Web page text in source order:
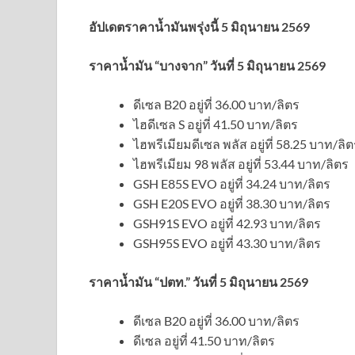
อัปเดตราคาน้ำมันพรุ่งนี้ 5 มิถุนายน 2569
ราคาน้ำมัน “บางจาก” วันที่ 5 มิถุนายน 2569
ดีเซล B20 อยู่ที่ 36.00 บาท/ลิตร
ไฮดีเซล S อยู่ที่ 41.50 บาท/ลิตร
ไฮพรีเมียมดีเซล พลัส อยู่ที่ 58.25 บาท/ลิ
ไฮพรีเมียม 98 พลัส อยู่ที่ 53.44 บาท/ลิตร
GSH E85S EVO อยู่ที่ 34.24 บาท/ลิตร
GSH E20S EVO อยู่ที่ 38.30 บาท/ลิตร
GSH91S EVO อยู่ที่ 42.93 บาท/ลิตร
GSH95S EVO อยู่ที่ 43.30 บาท/ลิตร
ราคาน้ำมัน “ปตท.” วันที่ 5 มิถุนายน 2569
ดีเซล B20 อยู่ที่ 36.00 บาท/ลิตร
ดีเซล อยู่ที่ 41.50 บาท/ลิตร